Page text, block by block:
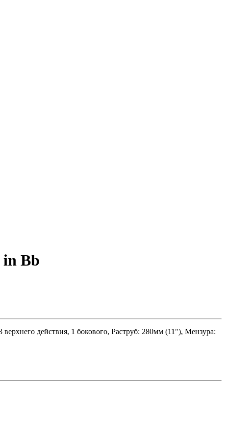
in Bb
действия, 1 бокового, Раструб: 280мм (11"), Мензура: